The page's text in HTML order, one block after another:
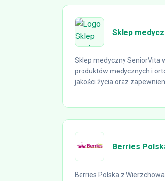
Sklep
Sklep medyczny SeniorVita
produktów medycznych i
jakości życia oraz
Berries
Berries Polska z